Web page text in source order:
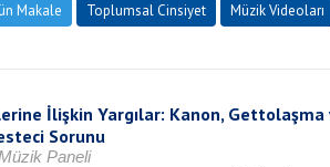
Makale Toplumsal Cinsiyet Müzik Videoları
İlişkin Yargılar: Kanon,
Sorunu
Paneli